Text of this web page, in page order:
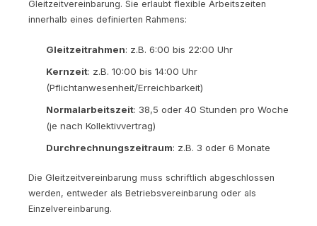
Gleitzeitvereinbarung. Sie erlaubt flexible Arbeitszeiten
innerhalb eines definierten Rahmens:
Gleitzeitrahmen: z.B. 6:00 bis 22:00 Uhr
Kernzeit: z.B. 10:00 bis 14:00 Uhr
(Pflichtanwesenheit/Erreichbarkeit)
Normalarbeitszeit: 38,5 oder 40 Stunden pro Woche
(je nach Kollektivvertrag)
Durchrechnungszeitraum: z.B. 3 oder 6 Monate
Die Gleitzeitvereinbarung muss schriftlich abgeschlossen
werden, entweder als Betriebsvereinbarung oder als
Einzelvereinbarung.